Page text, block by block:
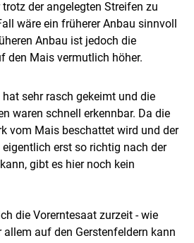
der angelegten Streifen zu
wäre ein früherer Anbau sinnvoll
Anbau ist jedoch die
den Mais vermutlich höher.
sehr rasch gekeimt und die
waren schnell erkennbar. Da die
vom Mais beschattet wird und der
erst so richtig nach der
gibt es hier noch kein
die Vorerntesaat zurzeit - wie
allem auf den Gerstenfeldern kann